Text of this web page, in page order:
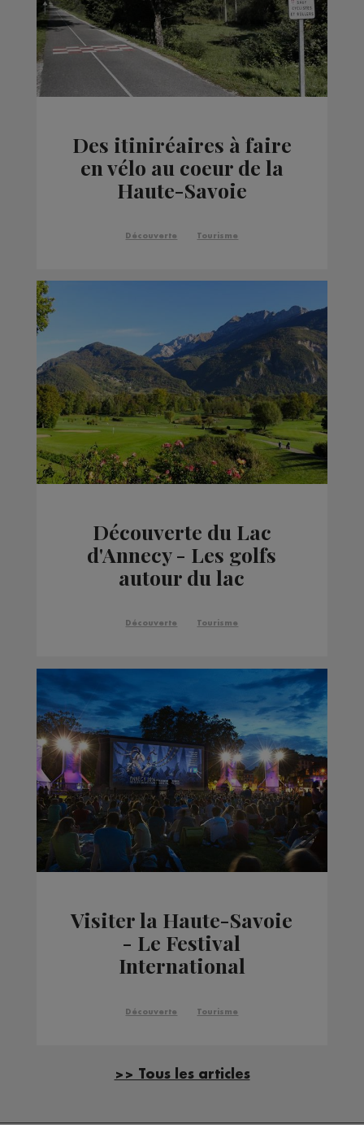
Des itiniréaires à faire
en vélo au coeur de la
Haute-Savoie
Découverte Tourisme
Découverte du Lac
d'Annecy - Les golfs
autour du lac
Découverte Tourisme
Visiter la Haute-Savoie
- Le Festival
International
Découverte Tourisme
>> Tous les articles